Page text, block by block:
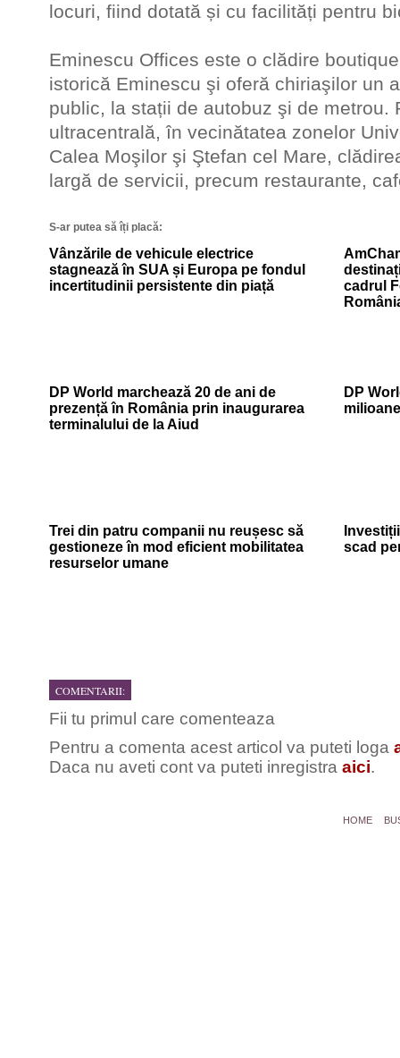
locuri, fiind dotată și cu facilități pentru
Eminescu Offices este o clădire
istorică Eminescu şi oferă chiriaşilor un
public, la stații de autobuz şi de metrou.
ultracentrală, în vecinătatea zonelor
Calea Moşilor şi Ştefan cel Mare,
largă de servicii, precum restaurante,
S-ar putea să îți placă:
Vânzările de vehicule electrice
stagnează în SUA și Europa pe fondul
incertitudinii persistente din piață
cadrul
DP World marchează 20 de ani de
prezență în România prin inaugurarea
terminalului de la Aiud
DP
Trei din patru companii nu reușesc să
gestioneze în mod eficient mobilitatea
resurselor umane
scad
COMENTARII:
Fii tu primul care comenteaza
Pentru a comenta acest articol va puteti loga
Daca nu aveti cont va puteti inregistra aici.
HOME